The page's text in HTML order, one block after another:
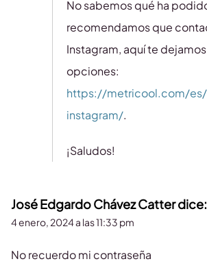
No sabemos qué ha
recomendamos que
Instagram, aquí te
opciones:
https://metricool.com/
instagram/.
¡Saludos!
José Edgardo Chávez Catterdice:
4 enero, 2024 a las 11:33 pm
No recuerdo mi contraseña